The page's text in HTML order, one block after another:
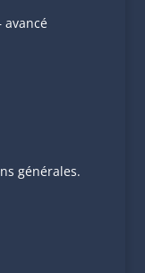
générales.